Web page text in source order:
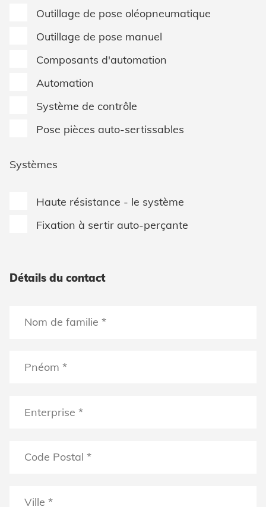
Outillage de pose oléopneumatique
Outillage de pose manuel
Composants d'automation
Automation
Système de contrôle
Pose pièces auto-sertissables
Systèmes
Haute résistance - le système
Fixation à sertir auto-perçante
Détails du contact